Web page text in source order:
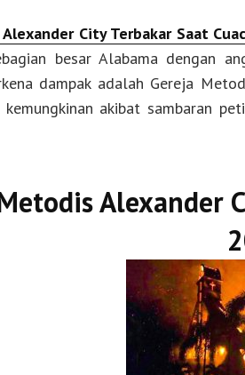
City Terbakar Saat
besar Alabama dengan
dampak adalah Gereja
kemungkinan akibat sambaran
Alexander